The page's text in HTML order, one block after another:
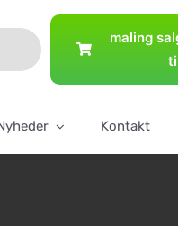
maling
Kontakt